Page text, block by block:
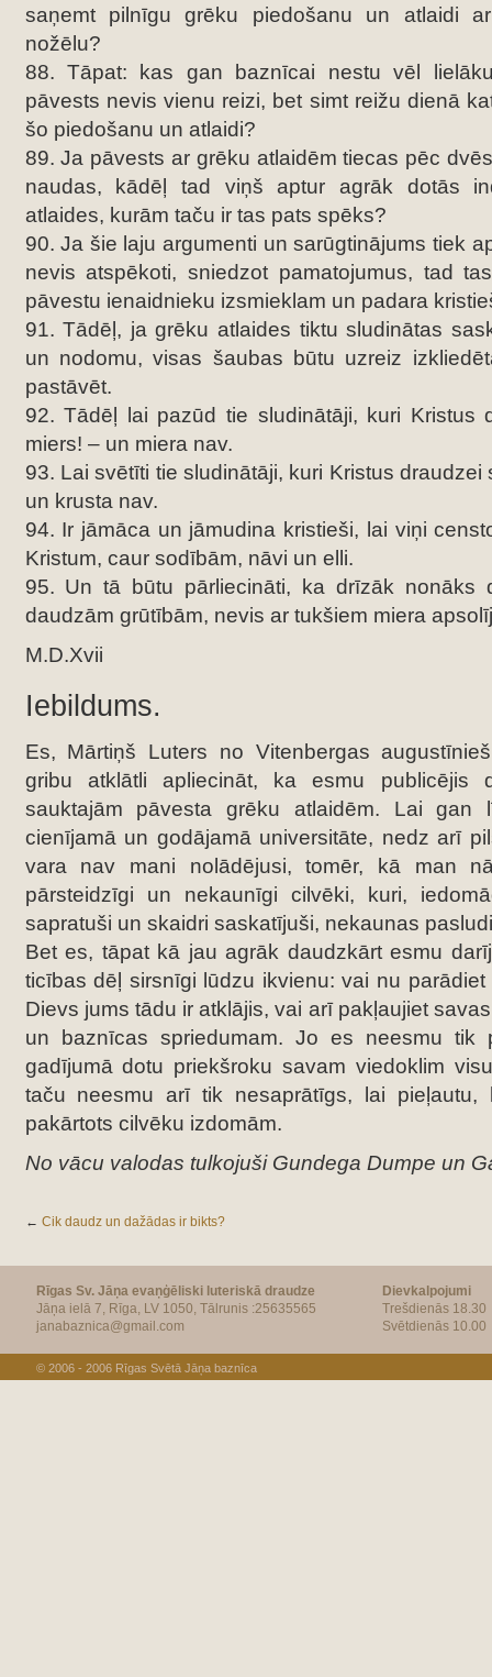
saņemt pilnīgu grēku piedošanu un atlaidi
nožēlu?
88. Tāpat: kas gan baznīcai nestu vēl
pāvests nevis vienu reizi, bet simt reižu dienā
šo piedošanu un atlaidi?
89. Ja pāvests ar grēku atlaidēm tiecas pēc
naudas, kādēļ tad viņš aptur agrāk dotās
atlaides, kurām taču ir tas pats spēks?
90. Ja šie laju argumenti un sarūgtinājums tiek
nevis atspēkoti, sniedzot pamatojumus, tad
pāvestu ienaidnieku izsmieklam un padara
91. Tādēļ, ja grēku atlaides tiktu sludinātas
un nodomu, visas šaubas būtu uzreiz
pastāvēt.
92. Tādēļ lai pazūd tie sludinātāji, kuri Kristus
miers! – un miera nav.
93. Lai svētīti tie sludinātāji, kuri Kristus
un krusta nav.
94. Ir jāmāca un jāmudina kristieši, lai viņi
Kristum, caur sodībām, nāvi un elli.
95. Un tā būtu pārliecināti, ka drīzāk nonāks
daudzām grūtībām, nevis ar tukšiem miera
M.D.Xvii
Iebildums.
Es, Mārtiņš Luters no Vitenbergas
gribu atklātli apliecināt, ka esmu publicējis
sauktajām pāvesta grēku atlaidēm. Lai gan
cienījamā un godājamā universitāte, nedz arī
vara nav mani nolādējusi, tomēr, kā man
pārsteidzīgi un nekaunīgi cilvēki, kuri,
sapratuši un skaidri saskatījuši, nekaunas
Bet es, tāpat kā jau agrāk daudzkārt esmu
ticības dēļ sirsnīgi lūdzu ikvienu: vai nu
Dievs jums tādu ir atklājis, vai arī pakļaujiet
un baznīcas spriedumam. Jo es neesmu tik
gadījumā dotu priekšroku savam viedoklim
taču neesmu arī tik nesaprātīgs, lai pieļautu,
pakārtots cilvēku izdomām.
No vācu valodas tulkojuši Gundega Dumpe un
← Cik daudz un dažādas ir bikts?
Rīgas Sv. Jāņa evaņģēliski luteriskā draudze
Jāņa ielā 7, Rīga, LV 1050, Tālrunis :25635565
janabaznica@gmail.com
Dievkalpojumi
Trešdienās 18.30
Svētdienās 10.00
© 2006 - 2006 Rīgas Svētā Jāņa baznīca